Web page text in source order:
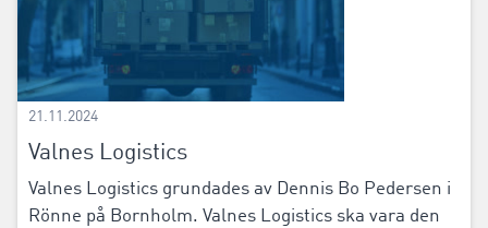
21.11.2024
Valnes Logistics
Valnes Logistics grundades av Dennis Bo Pedersen i
Rönne på Bornholm. Valnes Logistics ska vara den